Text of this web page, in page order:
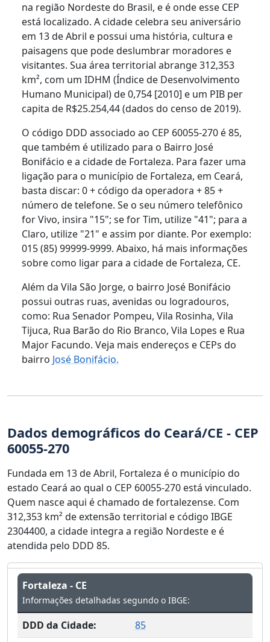
na região Nordeste do Brasil, e é onde esse CEP
está localizado. A cidade celebra seu aniversário
em 13 de Abril e possui uma história, cultura e
paisagens que pode deslumbrar moradores e
visitantes. Sua área territorial abrange 312,353
km², com um IDHM (Índice de Desenvolvimento
Humano Municipal) de 0,754 [2010] e um PIB per
capita de R$25.254,44 (dados do censo de 2019).
O código DDD associado ao CEP 60055-270 é 85,
que também é utilizado para o Bairro José
Bonifácio e a cidade de Fortaleza. Para fazer uma
ligação para o município de Fortaleza, em Ceará,
basta discar: 0 + código da operadora + 85 +
número de telefone. Se o seu número telefônico
for Vivo, insira "15"; se for Tim, utilize "41"; para a
Claro, utilize "21" e assim por diante. Por exemplo:
015 (85) 99999-9999. Abaixo, há mais informações
sobre como ligar para a cidade de Fortaleza, CE.
Além da Vila São Jorge, o bairro José Bonifácio
possui outras ruas, avenidas ou logradouros,
como: Rua Senador Pompeu, Vila Rosinha, Vila
Tijuca, Rua Barão do Rio Branco, Vila Lopes e Rua
Major Facundo. Veja mais endereços e CEPs do
bairro José Bonifácio.
Dados demográficos do Ceará/CE - CEP
60055-270
Fundada em 13 de Abril, Fortaleza é o município do
estado Ceará ao qual o CEP 60055-270 está vinculado.
Quem nasce aqui é chamado de fortalezense. Com
312,353 km² de extensão territorial e código IBGE
2304400, a cidade integra a região Nordeste e é
atendida pelo DDD 85.
Fortaleza - CE
Informações detalhadas segundo o IBGE:
DDD da Cidade:
85